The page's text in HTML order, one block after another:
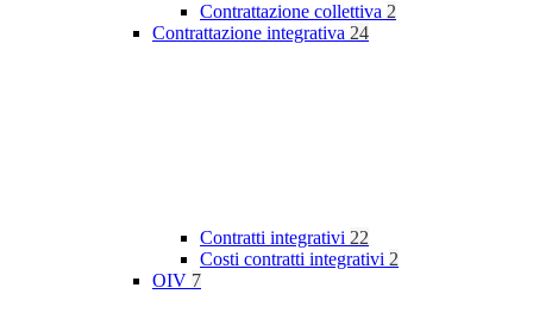
Contrattazione collettiva 2
Contrattazione integrativa 24
Contratti integrativi 22
Costi contratti integrativi 2
OIV 7